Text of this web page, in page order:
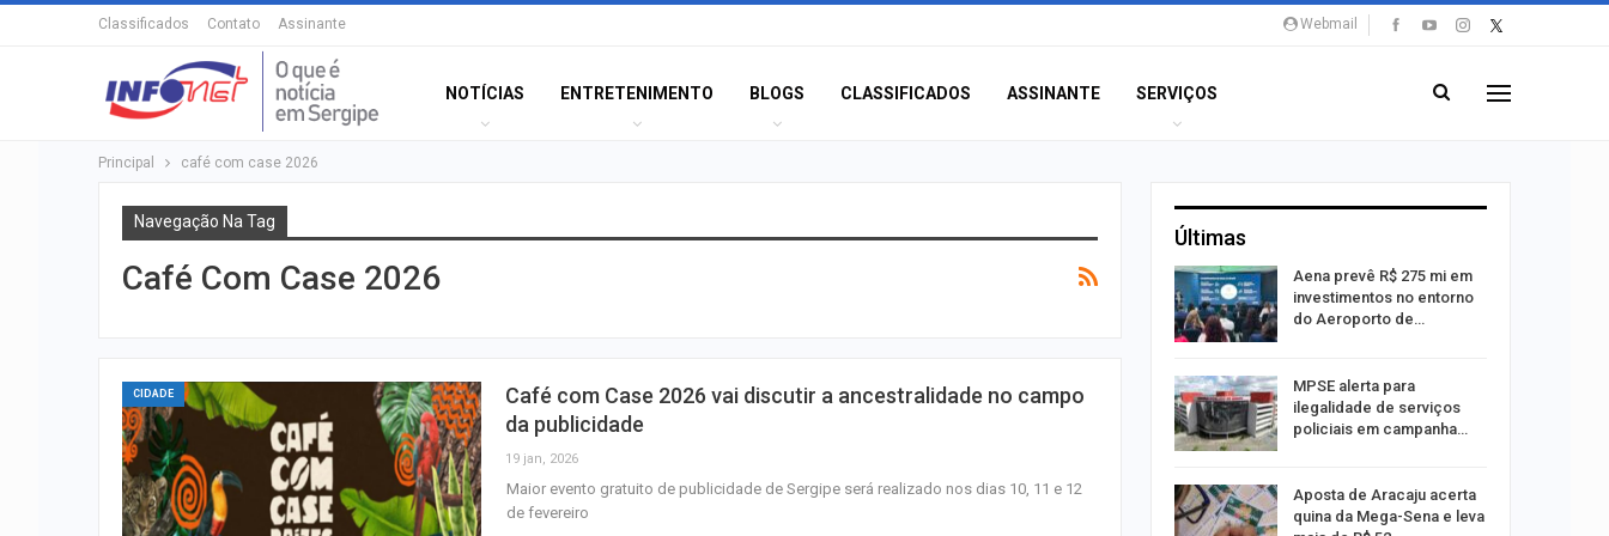
Webmail
Classificados Contato Assinante
NOTÍCIAS ENTRETENIMENTO BLOGS CLASSIFICADOS ASSINANTE SERVIÇOS
Principal café com case 2026
Navegação Na Tag
Café Com Case 2026
CIDADE
Café com Case 2026 vai discutir a ancestralidade no campo
da publicidade
19 jan, 2026
Maior evento gratuito de publicidade de Sergipe será realizado nos dias 10, 11 e 12
de fevereiro
Últimas
Champagne: Uma Viagem
A Fabulosa Maquina do
Tempo
Homem Aranha: Um Novo
Aena prevê R$ 275 mi em
investimentos no entorno
do Aeroporto de…
MPSE alerta para
ilegalidade de serviços
policiais em campanha…
Aposta de Aracaju acerta
quina da Mega-Sena e leva